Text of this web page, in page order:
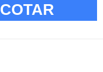
COTAR